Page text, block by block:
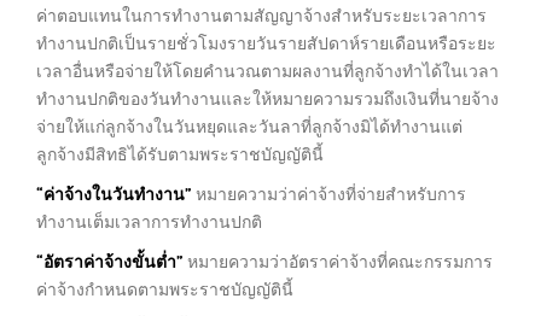
ค่าตอบแทนในการทำงานตามสัญญาจ้างสำหรับระยะเวลาการ
ทำงานปกติเป็นรายชั่วโมงรายวันรายสัปดาห์รายเดือนหรือระยะ
เวลาอื่นหรือจ่ายให้โดยคำนวณตามผลงานที่ลูกจ้างทำได้ในเวลา
ทำงานปกติของวันทำงานและให้หมายความรวมถึงเงินที่นายจ้าง
จ่ายให้แก่ลูกจ้างในวันหยุดและวันลาที่ลูกจ้างมิได้ทำงานแต่
ลูกจ้างมีสิทธิได้รับตามพระราชบัญญัตินี้
“ค่าจ้างในวันทำงาน” หมายความว่าค่าจ้างที่จ่ายสำหรับการ
ทำงานเต็มเวลาการทำงานปกติ
“อัตราค่าจ้างขั้นต่ำ” หมายความว่าอัตราค่าจ้างที่คณะกรรมการ
ค่าจ้างกำหนดตามพระราชบัญญัตินี้